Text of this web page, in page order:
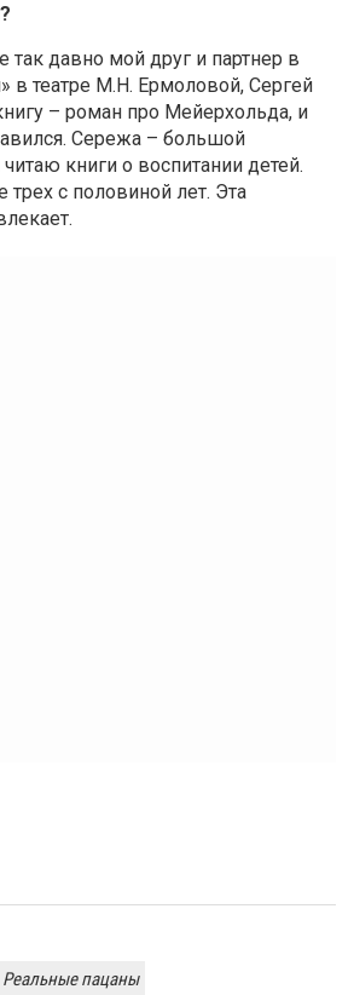
так давно мой друг и партнер в
в театре М.Н. Ермоловой, Сергей
– роман про Мейерхольда, и
Сережа – большой
книги о воспитании детей.
с половиной лет. Эта
Реальные пацаны